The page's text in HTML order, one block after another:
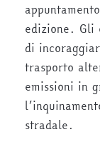
edizione. Gli
di
trasporto
emissioni in
stradale.